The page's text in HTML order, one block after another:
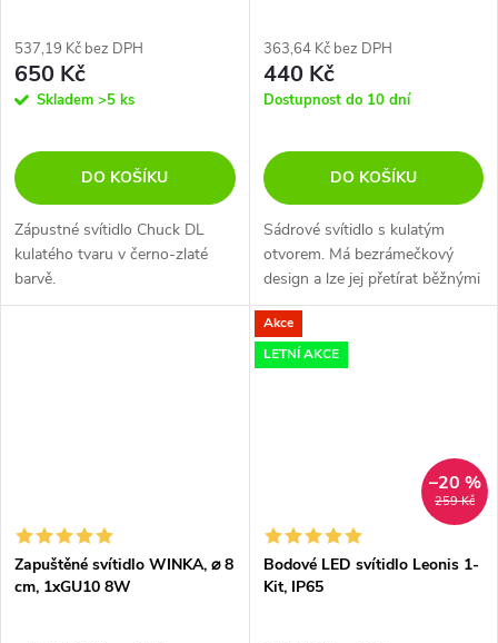
537,19 Kč bez DPH
650 Kč
Skladem >5 ks
DO KOŠÍKU
Zápustné svítidlo Chuck DL
kulatého tvaru v černo-zlaté
barvě.
363,64 Kč bez DPH
440 Kč
Dostupnost do 10 dní
DO KOŠÍKU
Sádrové svítidlo s kulatým
otvorem. Má bezrámečkový
design a lze jej přetírat běžnými
interiérovými barvami. Určeno
výhradně pro montáž do
sádrokartonových stropů.
Zapuštěné svítidlo WINKA, ⌀ 8
cm, 1xGU10 8W
Akce
LETNÍ AKCE
259 Kč
–20 %
Bodové LED svítidlo Leonis 1-
Kit, IP65